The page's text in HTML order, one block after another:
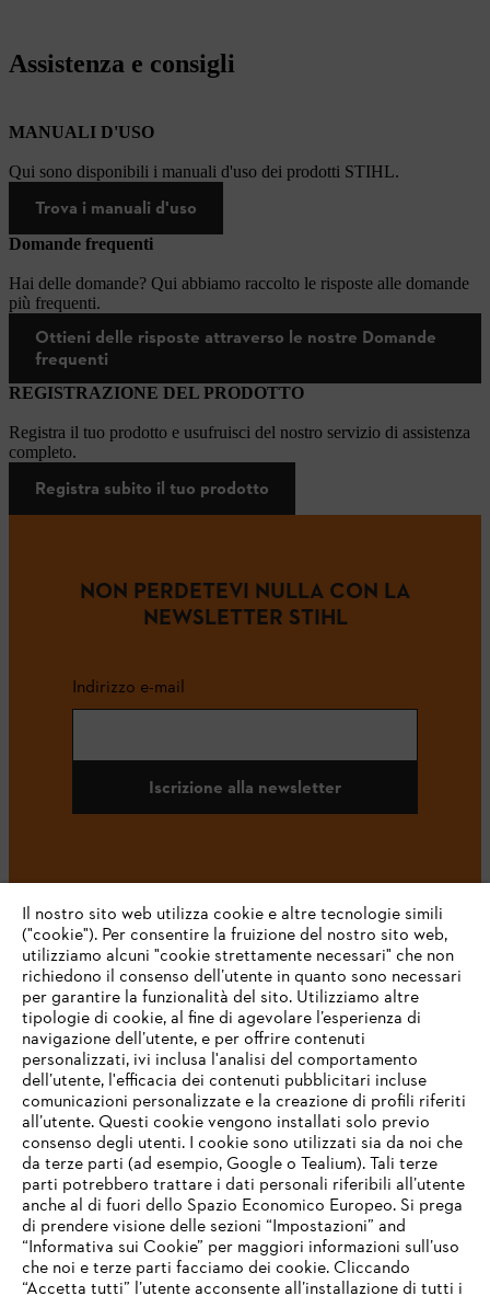
Assistenza e consigli
MANUALI D'USO
Qui sono disponibili i manuali d'uso dei prodotti STIHL.
Trova i manuali d'uso
Domande frequenti
Hai delle domande? Qui abbiamo raccolto le risposte alle domande
più frequenti.
Ottieni delle risposte attraverso le nostre Domande
frequenti
REGISTRAZIONE DEL PRODOTTO
Registra il tuo prodotto e usufruisci del nostro servizio di assistenza
completo.
Registra subito il tuo prodotto
NON PERDETEVI NULLA CON LA
NEWSLETTER STIHL
Indirizzo e-mail
Iscrizione alla newsletter
#STIHL
L’azienda
STIHL FAQ
Service
IHR BROWSER WIRD NICHT
Il nostro sito web utilizza cookie e altre tecnologie simili
("cookie"). Per consentire la fruizione del nostro sito web,
utilizziamo alcuni "cookie strettamente necessari" che non
richiedono il consenso dell’utente in quanto sono necessari
per garantire la funzionalità del sito. Utilizziamo altre
tipologie di cookie, al fine di agevolare l’esperienza di
navigazione dell’utente, e per offrire contenuti
personalizzati, ivi inclusa l'analisi del comportamento
dell’utente, l'efficacia dei contenuti pubblicitari incluse
comunicazioni personalizzate e la creazione di profili riferiti
all’utente. Questi cookie vengono installati solo previo
consenso degli utenti. I cookie sono utilizzati sia da noi che
da terze parti (ad esempio, Google o Tealium). Tali terze
parti potrebbero trattare i dati personali riferibili all’utente
anche al di fuori dello Spazio Economico Europeo. Si prega
di prendere visione delle sezioni “Impostazioni” and
“Informativa sui Cookie” per maggiori informazioni sull’uso
che noi e terze parti facciamo dei cookie. Cliccando
“Accetta tutti” l’utente acconsente all’installazione di tutti i